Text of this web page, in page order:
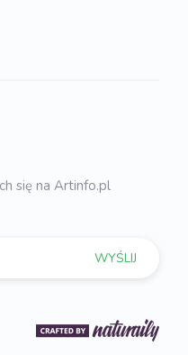
się na Artinfo.pl
WYŚLIJ